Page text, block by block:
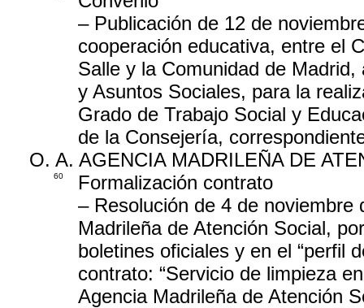
– Publicación de 12 de
cooperación educativa, entre el
Salle y la Comunidad de
y Asuntos Sociales, para la
Grado de Trabajo Social y
de la Consejería,
O. A. AGENCIA MADRILEÑA DE
60
Formalización contrato
– Resolución de 4 de
Madrileña de Atención Social,
boletines oficiales y en el “perfil
contrato: “Servicio de limpieza
Agencia Madrileña de Atención